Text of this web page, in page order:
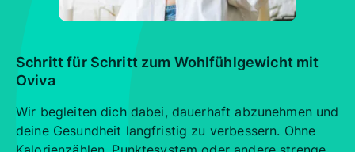
Schritt für Schritt zum Wohlfühlgewicht mit
Oviva
Wir begleiten dich dabei, dauerhaft abzunehmen und
deine Gesundheit langfristig zu verbessern. Ohne